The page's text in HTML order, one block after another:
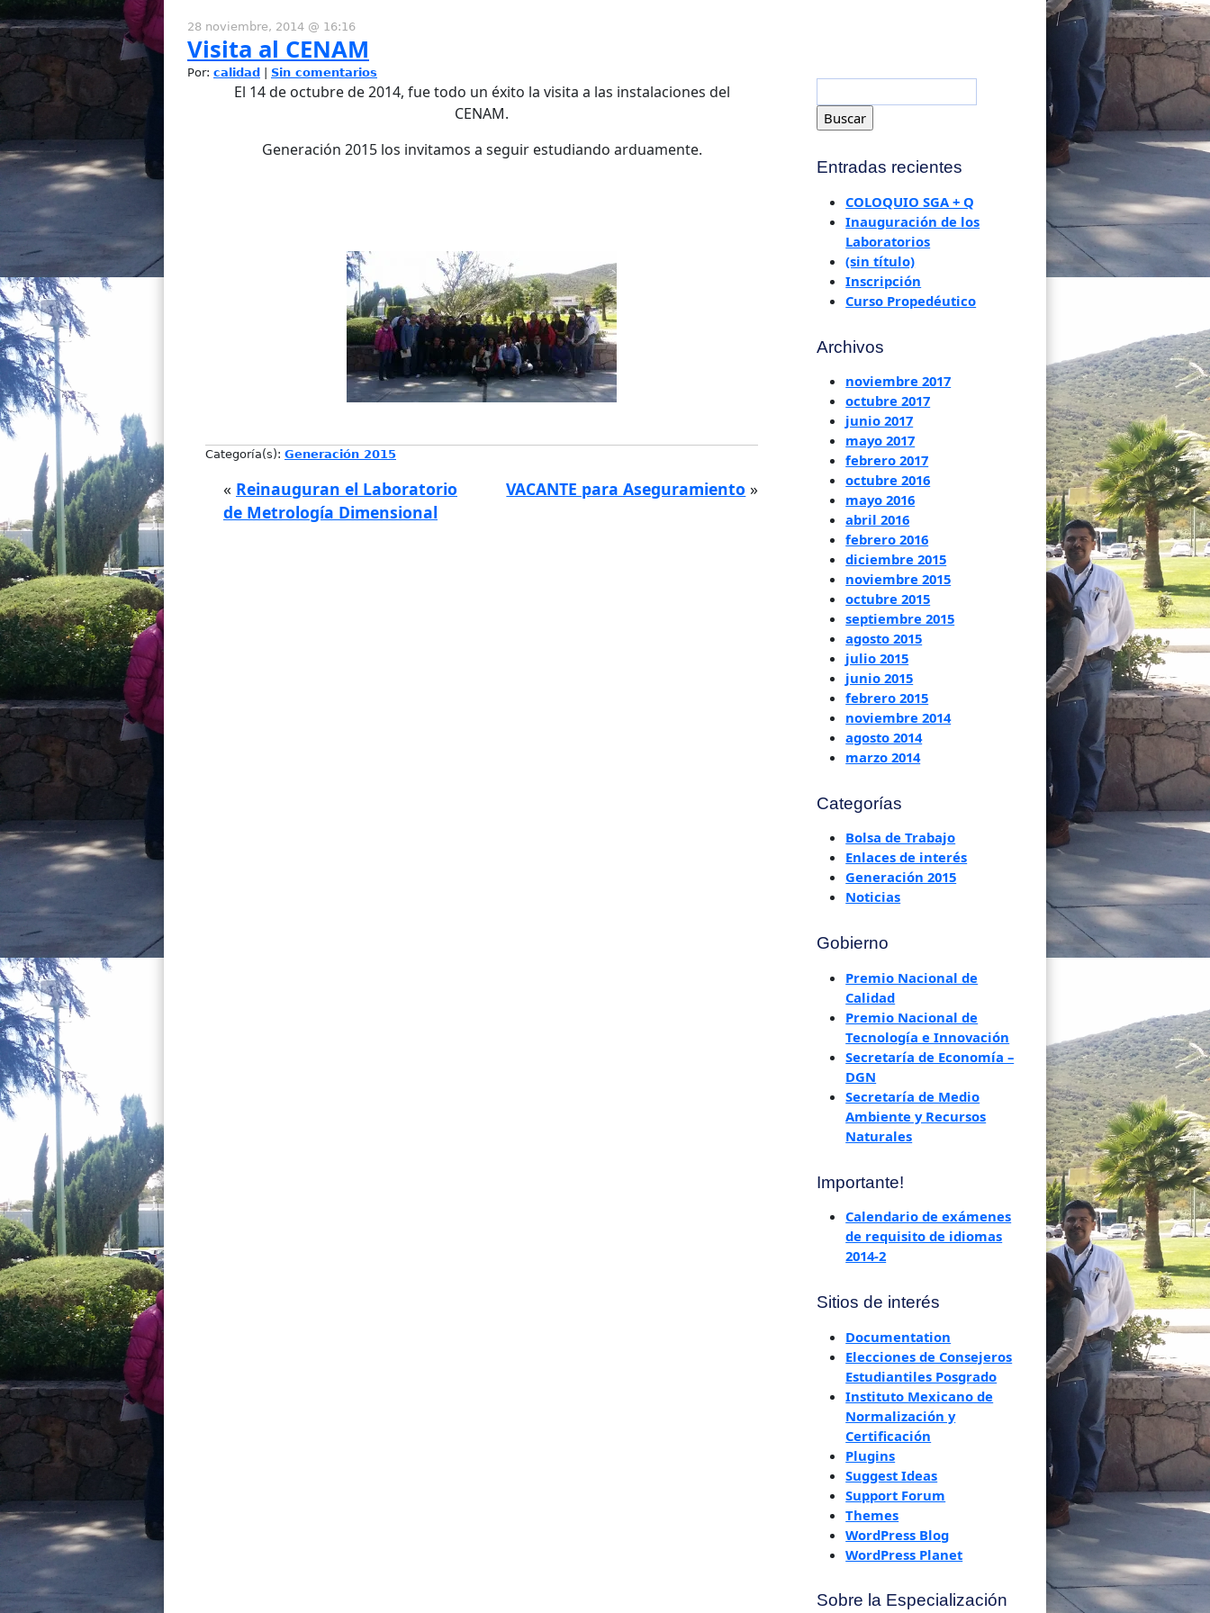
28 noviembre, 2014 @ 16:16
Visita al CENAM
Por: calidad Sin comentarios
El 14 de octubre de 2014, fue todo un éxito la visita a las instalaciones del
CENAM.
Generación 2015 los invitamos a seguir estudiando arduamente.
Categoría(s): Generación 2015
« Reinauguran el Laboratorio
de Metrología Dimensional
VACANTE para Aseguramiento »
Entradas recientes
COLOQUIO SGA + Q
Inauguración de los
Laboratorios
(sin título)
Inscripción
Curso Propedéutico
Archivos
noviembre 2017
octubre 2017
junio 2017
mayo 2017
febrero 2017
octubre 2016
mayo 2016
abril 2016
febrero 2016
diciembre 2015
noviembre 2015
octubre 2015
septiembre 2015
agosto 2015
julio 2015
junio 2015
febrero 2015
noviembre 2014
agosto 2014
marzo 2014
Categorías
Bolsa de Trabajo
Enlaces de interés
Generación 2015
Noticias
Gobierno
Premio Nacional de
Calidad
Premio Nacional de
Tecnología e Innovación
Secretaría de Economía –
DGN
Secretaría de Medio
Ambiente y Recursos
Naturales
Importante!
Calendario de exámenes
de requisito de idiomas
2014-2
Sitios de interés
Documentation
Elecciones de Consejeros
Estudiantiles Posgrado
Instituto Mexicano de
Normalización y
Certificación
Plugins
Suggest Ideas
Support Forum
Themes
WordPress Blog
WordPress Planet
Sobre la Especialización